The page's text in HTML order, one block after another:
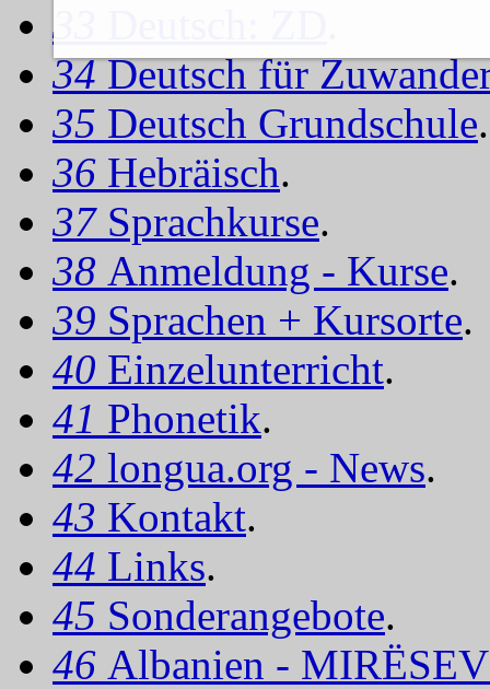
33
34Deutsch für
35 Deutsch Grundschule.
36 Hebräisch.
37 Sprachkurse.
38 Anmeldung - Kurse.
39 Sprachen + Kursorte.
40 Einzelunterricht.
41 Phonetik.
42 longua.org - News.
43 Kontakt.
44 Links.
45 Sonderangebote.
46 Albanien -